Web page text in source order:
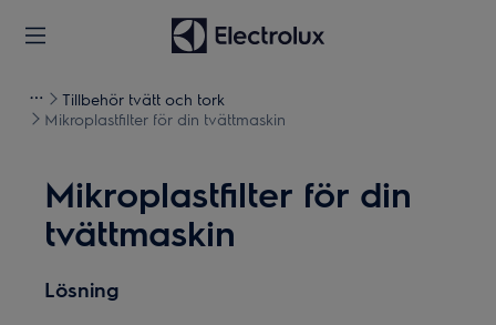
Tillbehör tvätt och tork
Mikroplastfilter för din tvättmaskin
Mikroplastfilter för din
tvättmaskin
Lösning